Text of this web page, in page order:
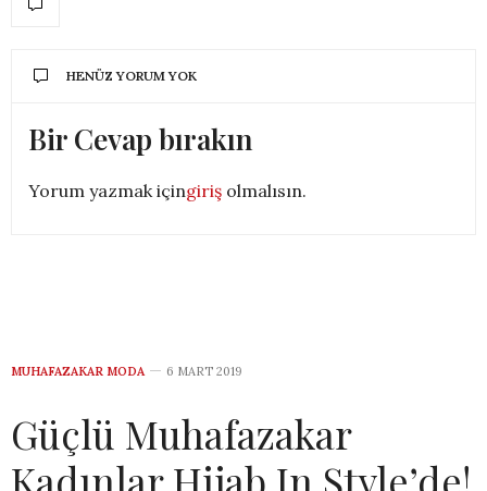
HENÜZ YORUM YOK
Bir Cevap bırakın
Yorum yazmak içingiriş olmalısın.
MUHAFAZAKAR MODA 6 MART 2019
Güçlü Muhafazakar
Kadınlar Hijab In Style’de!